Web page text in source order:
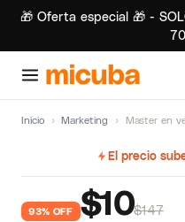
🎁 Oferta especial 🎁 -
Inicio › Marketing › Master en
El precio
93% OFF $10$147